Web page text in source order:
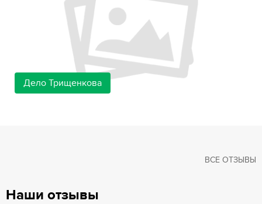
Дело Трищенкова
Наши отзывы
ВСЕ ОТЗЫВЫ